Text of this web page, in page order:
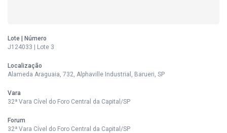
Lote | Número
J124033 | Lote 3
Localização
Alameda Araguaia, 732, Alphaville Industrial, Barueri, SP
Vara
32ª Vara Cível do Foro Central da Capital/SP
Forum
32ª Vara Cível do Foro Central da Capital/SP